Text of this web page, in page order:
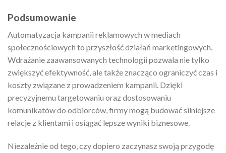
Podsumowanie
Automatyzacja kampanii reklamowych w mediach
społecznościowych to przyszłość działań marketingowych.
Wdrażanie zaawansowanych technologii pozwala nie tylko
zwiększyć efektywność, ale także znacząco ograniczyć czas i
koszty związane z prowadzeniem kampanii. Dzięki
precyzyjnemu targetowaniu oraz dostosowaniu
komunikatów do odbiorców, firmy mogą budować silniejsze
relacje z klientami i osiągać lepsze wyniki biznesowe.
Niezależnie od tego, czy dopiero zaczynasz swoją przygodę